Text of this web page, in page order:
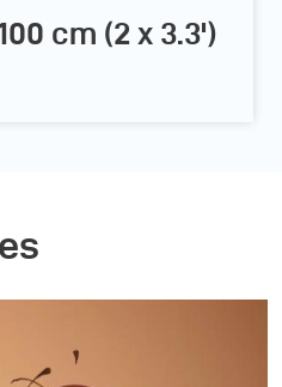
cm (2 x 3.3')